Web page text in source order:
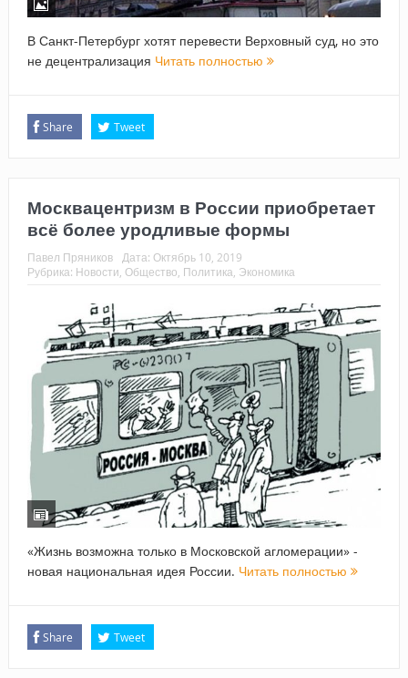
В Санкт-Петербург хотят перевести Верховный суд, но это
не децентрализация Читать полностью
Share Tweet
Москвацентризм в России приобретает
всё более уродливые формы
Павел Пряников Дата: Октябрь 10, 2019
Рубрика: Новости, Общество, Политика, Экономика
«Жизнь возможна только в Московской агломерации» -
новая национальная идея России. Читать полностью
Share Tweet